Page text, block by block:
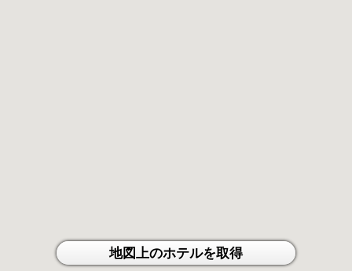
地図上のホテルを取得